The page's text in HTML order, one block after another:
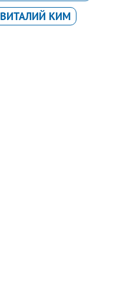
ВИТАЛИЙ КИМ